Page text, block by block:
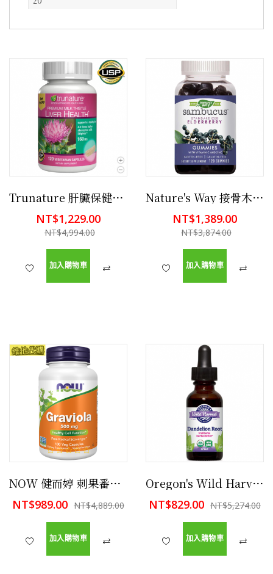
Trunature 肝臟保健配方(含牛奶薊) 120顆 保護肝臟
NT$1,229.00
NT$4,994.00
加入購物車
Nature's Way 接骨木+含維生素C和鋅，120顆軟糖
NT$1,389.00
NT$3,874.00
加入購物車
NOW 健而婷 刺果番荔枝 500 mg 100顆 強化免疫功能
NT$989.00 NT$4,889.00
加入購物車
Oregon's Wild Harvest 俄勒岡州的 有機蒲公英根提取物 - 1oz 有益清肝熱
NT$829.00 NT$5,274.00
加入購物車